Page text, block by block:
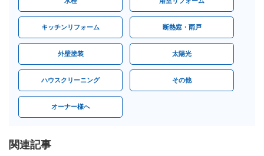
キッチンリフォーム 断熱窓・雨戸
外壁塗装 太陽光
ハウスクリーニング その他
オーナー様へ
関連記事